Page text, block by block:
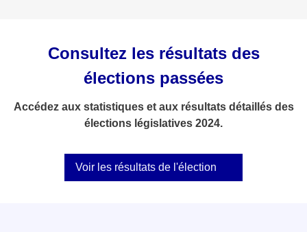
Consultez les résultats des
élections passées
Accédez aux statistiques et aux résultats détaillés des
élections législatives 2024.
Voir les résultats de l'élection